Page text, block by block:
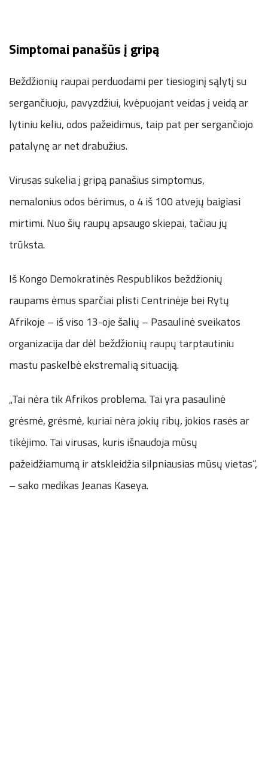
Simptomai panašūs į gripą
Beždžionių raupai perduodami per tiesioginį sąlytį su
sergančiuoju, pavyzdžiui, kvėpuojant veidas į veidą ar
lytiniu keliu, odos pažeidimus, taip pat per sergančiojo
patalynę ar net drabužius.
Virusas sukelia į gripą panašius simptomus,
nemalonius odos bėrimus, o 4 iš 100 atvejų baigiasi
mirtimi. Nuo šių raupų apsaugo skiepai, tačiau jų
trūksta.
Iš Kongo Demokratinės Respublikos beždžionių
raupams ėmus sparčiai plisti Centrinėje bei Rytų
Afrikoje – iš viso 13-oje šalių – Pasaulinė sveikatos
organizacija dar dėl beždžionių raupų tarptautiniu
mastu paskelbė ekstremalią situaciją.
„Tai nėra tik Afrikos problema. Tai yra pasaulinė
grėsmė, grėsmė, kuriai nėra jokių ribų, jokios rasės ar
tikėjimo. Tai virusas, kuris išnaudoja mūsų
pažeidžiamumą ir atskleidžia silpniausias mūsų vietas“,
– sako medikas Jeanas Kaseya.